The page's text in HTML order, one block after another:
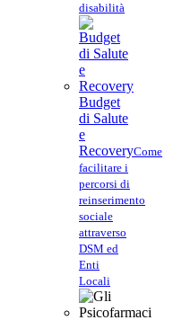
disabilità
Budget
di Salute
e
RecoveryCome
facilitare i
percorsi di
reinserimento
sociale
attraverso
DSM ed
Enti
Locali